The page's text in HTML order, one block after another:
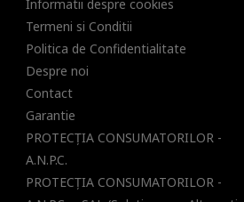
Informatii despre cookies
Termeni si Conditii
Politica de Confidentialitate
Despre noi
Contact
Garantie
PROTECŢIA CONSUMATORILOR -
A.N.P.C.
PROTECŢIA CONSUMATORILOR -